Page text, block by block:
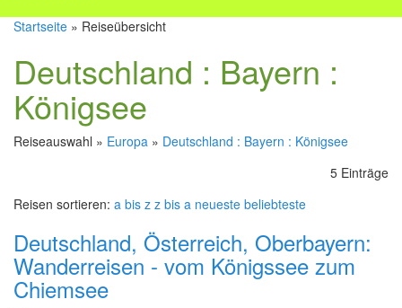
Startseite » Reiseübersicht
Deutschland : Bayern :
Königsee
Reiseauswahl » Europa » Deutschland : Bayern : Königsee
5 Einträge
Reisen sortieren: a bis z z bis a neueste beliebteste
Deutschland, Österreich, Oberbayern:
Wanderreisen - vom Königssee zum
Chiemsee